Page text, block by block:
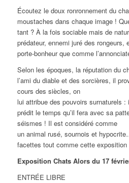
Écoutez le doux ronronnement du
moustaches dans chaque image !
tant ? À la fois sociable mais de
prédateur, ennemi juré des rongeurs,
porte-bonheur que comme
Selon les époques, la réputation du
l’ami du diable et des sorcières, il
cours des siècles, on
lui attribue des pouvoirs surnaturels
prédit le temps qu’il fera avec sa
séismes ! Il est considéré comme
un animal rusé, sournois et
facettes tout comme cette exposition
Exposition Chats Alors du 17
ENTRÉE LIBRE